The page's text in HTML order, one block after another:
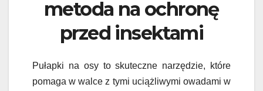
metoda na ochronę
przed insektami
Pułapki na osy to skuteczne narzędzie, które
pomaga w walce z tymi uciążliwymi owadami w